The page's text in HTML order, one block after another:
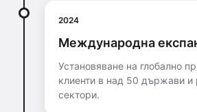
2024
Международна
Установяване на глобално
клиенти в над 50 държави и
сектори.